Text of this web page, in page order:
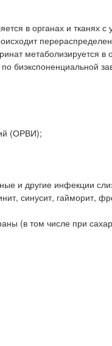
в органах и тканях с
метаболизируется в
биэкспоненциальной
(ОРВИ);
и другие инфекции
синусит, гайморит,
(в том числе при